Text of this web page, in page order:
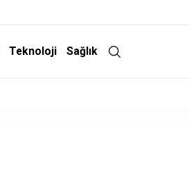
Teknoloji Sağlık